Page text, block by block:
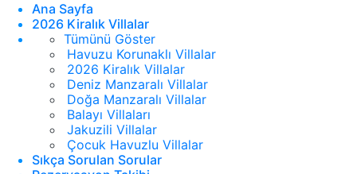
Ana Sayfa
2026 Kiralık Villalar
Tümünü Göster
Havuzu Korunaklı Villalar
2026 Kiralık Villalar
Deniz Manzaralı Villalar
Doğa Manzaralı Villalar
Balayı Villaları
Jakuzili Villalar
Çocuk Havuzlu Villalar
Sıkça Sorulan Sorular